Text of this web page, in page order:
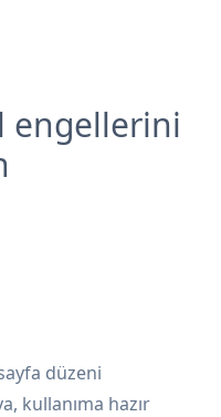
engellerini
düzeni
kullanıma hazır